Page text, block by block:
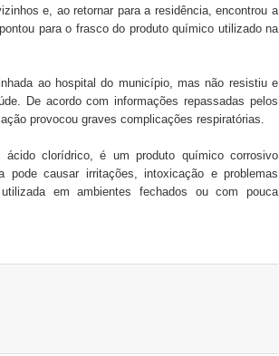
e, ao retornar para a residência, encontrou a
para o frasco do produto químico utilizado na
ao hospital do município, mas não resistiu e
De acordo com informações repassadas pelos
provocou graves complicações respiratórias.
clorídrico, é um produto químico corrosivo
pode causar irritações, intoxicação e problemas
em ambientes fechados ou com pouca